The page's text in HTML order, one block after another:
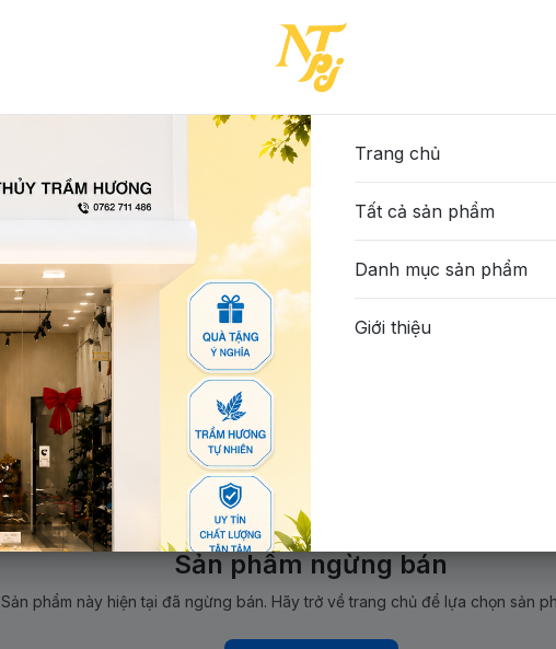
Sản phẩm ngừng bán
Sản phẩm này hiện tại đã ngừng bán. Hãy trở về trang chủ để lựa chọn sản
Trang chủ
Tất cả sản phẩm
Danh mục sản phẩm
Giới thiệu